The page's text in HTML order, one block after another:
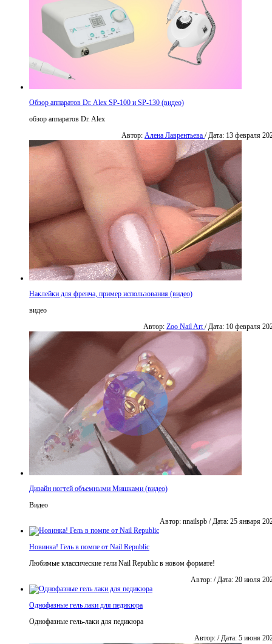
Обзор аппаратов Dr. Alex SP-100 и SP-130 (видео)
обзор аппаратов Dr. Alex
Автор: Алена Лаврентьева / Дата: 13 февраля
Наклейки для френча, пример использования (видео)
видео
Автор: Zoo Nail Art/ Дата: 10 февраля
Дизайн ногтей объемными Мишками (видео)
Видео
Автор: nnailspb / Дата: 25 января
Новинка! Гель в помпе от Nail Republic
Любимые классические гели Nail Republic в новом формате!
Автор: / Дата: 20 июля
Однофазные гель лаки для педикюра
Однофазные гель-лаки для педикюра
Автор: / Дата: 5 июня